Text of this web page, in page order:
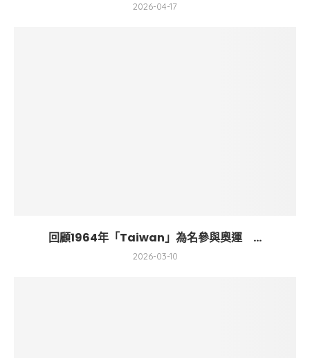
2026-04-17
回顧1964年「Taiwan」為名參與奧運 ...
2026-03-10